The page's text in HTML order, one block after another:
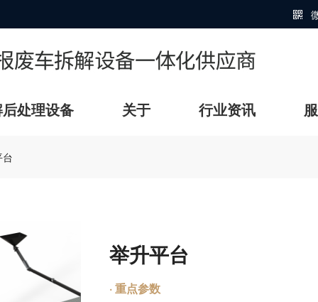

处理设备 关于 行业资讯
举升平台
· 重点参数